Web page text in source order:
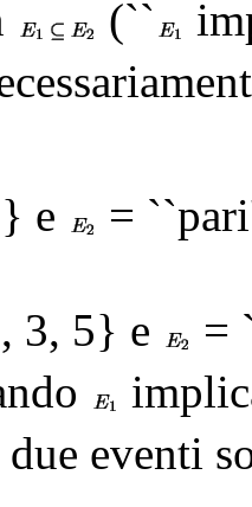
(``
e
=
3, 5} e
=
eventi